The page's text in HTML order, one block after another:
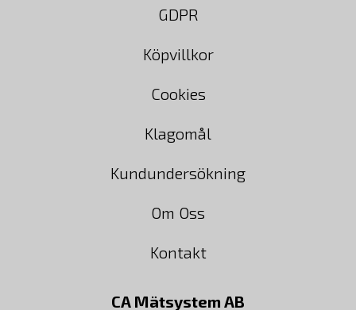
GDPR
Köpvillkor
Cookies
Klagomål
Kundundersökning
Om Oss
Kontakt
CA Mätsystem AB